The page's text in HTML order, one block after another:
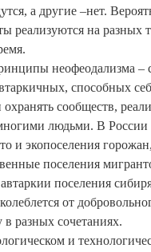
а другие –нет.
реализуются на разных
неофеодализма –
способных
сообществ,
людьми. В России
и экопоселения горожан,
поселения
поселения
от
разных сочетаниях.
и